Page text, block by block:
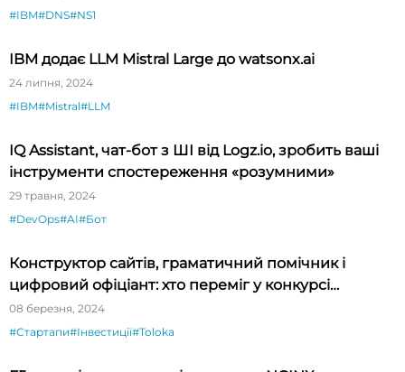
#IBM#DNS#NS1
IBM додає LLM Mistral Large до watsonx.ai
24 липня, 2024
#IBM#Mistral#LLM
IQ Assistant, чат-бот з ШІ від Logz.io, зробить ваші
інструменти спостереження «розумними»
29 травня, 2024
#DevOps#AI#Бот
Конструктор сайтів, граматичний помічник і
цифровий офіціант: хто переміг у конкурсі
стартапів ProIT Startup Toloka
08 березня, 2024
#Стартапи#Інвестиції#Toloka